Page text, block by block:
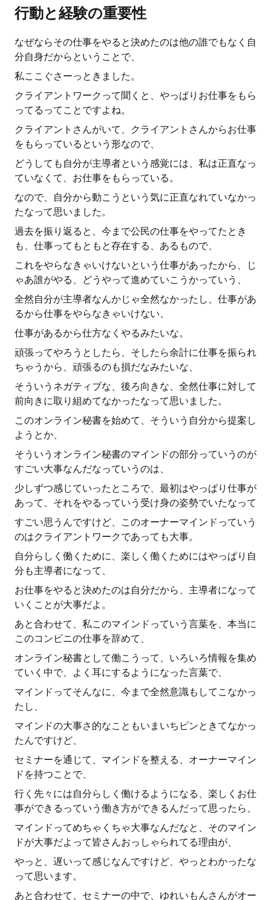
行動と経験の重要性
なぜならその仕事をやると決めたのは他の誰でもなく自
分自身だからということで、
私ここぐさーっときました。
クライアントワークって聞くと、やっぱりお仕事をもら
ってるってことですよね。
クライアントさんがいて、クライアントさんからお仕事
をもらっているという形なので、
どうしても自分が主導者という感覚には、私は正直なっ
ていなくて、お仕事をもらっている。
なので、自分から動こうという気に正直なれていなかっ
たなって思いました。
過去を振り返ると、今まで公民の仕事をやってたとき
も、仕事ってもともと存在する、あるもので、
これをやらなきゃいけないという仕事があったから、じ
ゃあ誰がやる、どうやって進めていこうかっていう、
全然自分が主導者なんかじゃ全然なかったし、仕事があ
るから仕事をやらなきゃいけない、
仕事があるから仕方なくやるみたいな。
頑張ってやろうとしたら、そしたら余計に仕事を振られ
ちゃうから、頑張るのも損だなみたいな、
そういうネガティブな、後ろ向きな、全然仕事に対して
前向きに取り組めてなかったなって思いました。
このオンライン秘書を始めて、そういう自分から提案し
ようとか、
そういうオンライン秘書のマインドの部分っていうのが
すごい大事なんだなっていうのは、
少しずつ感じていったところで、最初はやっぱり仕事が
あって、それをやるっていう受け身の姿勢でいたなって
すごい思うんですけど、このオーナーマインドっていう
のはクライアントワークであっても大事。
自分らしく働くために、楽しく働くためにはやっぱり自
分も主導者になって、
お仕事をやると決めたのは自分だから、主導者になって
いくことが大事だよ。
あと合わせて、私このマインドっていう言葉を、本当に
このコンビニの仕事を辞めて、
オンライン秘書として働こうって、いろいろ情報を集め
ていく中で、よく耳にするようになった言葉で、
マインドってそんなに、今まで全然意識もしてこなかっ
たし、
マインドの大事さ的なこともいまいちピンときてなかっ
たんですけど、
セミナーを通じて、マインドを整える、オーナーマイン
ドを持つことで、
行く先々には自分らしく働けるようになる、楽しくお仕
事ができるっていう働き方ができるんだって思ったら、
マインドってめちゃくちゃ大事なんだなと、そのマイン
ドが大事だよって皆さんおっしゃられてる理由が、
やっと、遅いって感じなんですけど、やっとわかったな
って思います。
あと合わせて、セミナーの中で、ゆれいもんさんがオー